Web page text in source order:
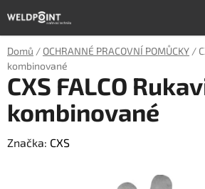
na
obsah
Domů / OCHRANNÉ PRACOVNÍ POMŮCKY /
kombinované
CXS FALCO
kombinované
Značka: CXS